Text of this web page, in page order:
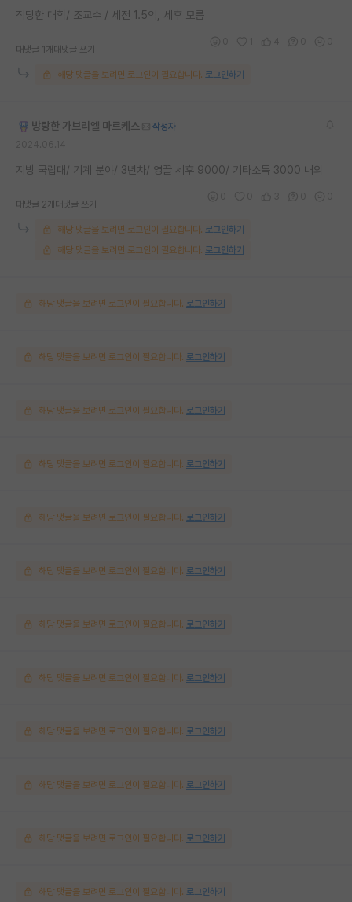
적당한 대학/ 조교수 / 세전 1.5억, 세후 모름
대댓글 1개 대댓글 쓰기
해당 댓글을 보려면 로그인이 필요합니다. 로그인하기
방탕한 가브리엘 마르케스
작성자
지방 국립대/ 기계 분야/ 3년차/ 영끌 세후 9000/ 기타소득 3000 내외
대댓글 2개 대댓글 쓰기
해당 댓글을 보려면 로그인이 필요합니다. 로그인하기
해당 댓글을 보려면 로그인이 필요합니다. 로그인하기
해당 댓글을 보려면 로그인이 필요합니다. 로그인하기
해당 댓글을 보려면 로그인이 필요합니다. 로그인하기
해당 댓글을 보려면 로그인이 필요합니다. 로그인하기
해당 댓글을 보려면 로그인이 필요합니다. 로그인하기
해당 댓글을 보려면 로그인이 필요합니다. 로그인하기
해당 댓글을 보려면 로그인이 필요합니다. 로그인하기
해당 댓글을 보려면 로그인이 필요합니다. 로그인하기
해당 댓글을 보려면 로그인이 필요합니다. 로그인하기
해당 댓글을 보려면 로그인이 필요합니다. 로그인하기
해당 댓글을 보려면 로그인이 필요합니다. 로그인하기
해당 댓글을 보려면 로그인이 필요합니다. 로그인하기
해당 댓글을 보려면 로그인이 필요합니다. 로그인하기